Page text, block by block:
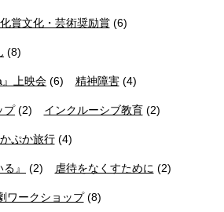
賞文化・芸術奨励賞(6)
(8)
』上映会 (6) 精神障害(4)
プ(2) インクルーシブ教育(2)
ぷか旅行(4)
』 (2) 虐待をなくすために (2)
ワークショップ(8)